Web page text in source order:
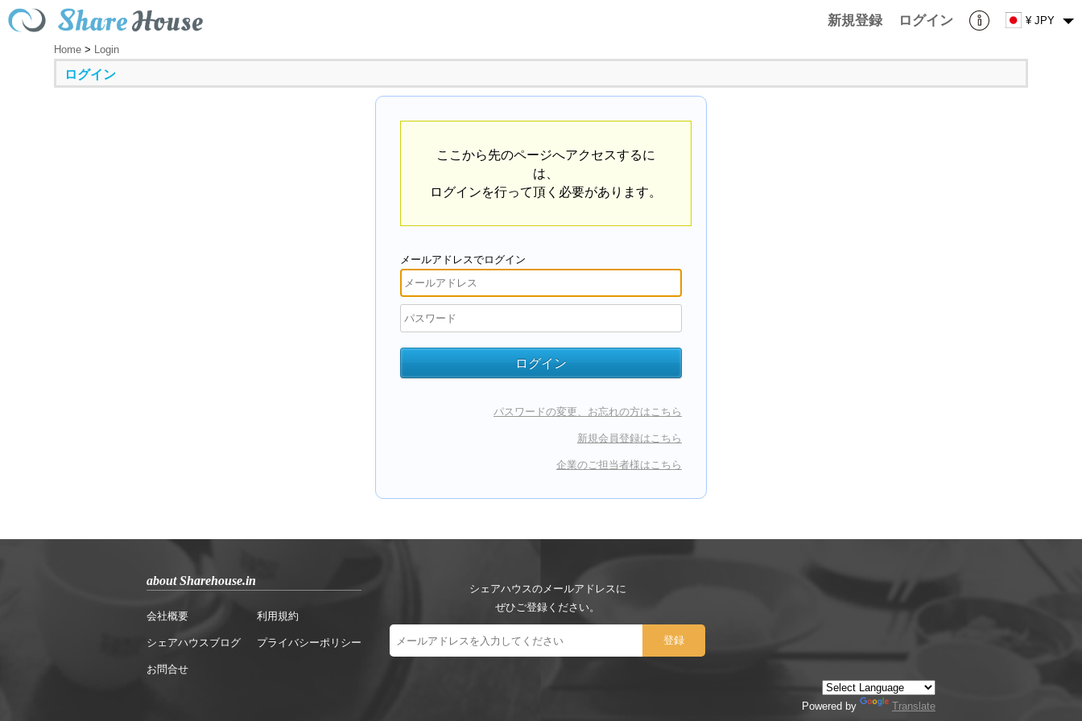
新規登録 ログイン ¥ JPY
Home > Login
ログイン
ここから先のページへアクセスするに
は、
ログインを行って頂く必要があります。
メールアドレスでログイン
パスワードの変更、お忘れの方はこちら
新規会員登録はこちら
企業のご担当者様はこちら
about Sharehouse.in
会社概要
シェアハウスブログ
お問合せ
利用規約
プライバシーポリシー
シェアハウスのメールアドレスに
ぜひご登録ください。
Powered by Translate